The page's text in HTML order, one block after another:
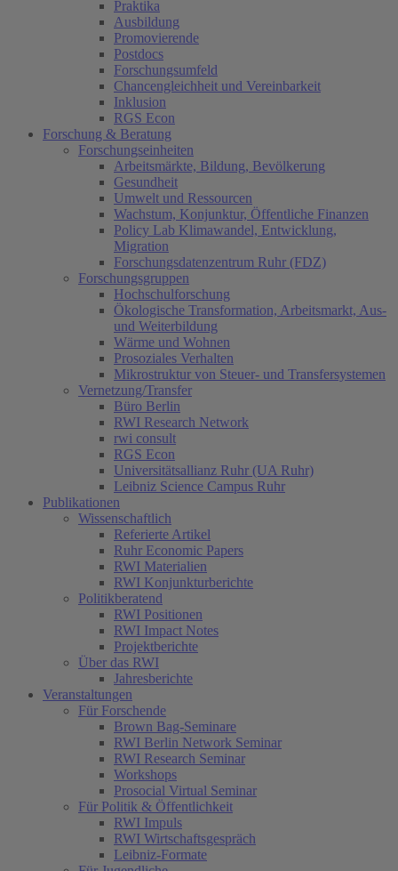
Praktika
Ausbildung
Promovierende
Postdocs
Forschungsumfeld
Chancengleichheit und Vereinbarkeit
Inklusion
RGS Econ
Forschung & Beratung
Forschungseinheiten
Arbeitsmärkte, Bildung, Bevölkerung
Gesundheit
Umwelt und Ressourcen
Wachstum, Konjunktur, Öffentliche Finanzen
Policy Lab Klimawandel, Entwicklung,
Migration
Forschungsdatenzentrum Ruhr (FDZ)
Forschungsgruppen
Hochschulforschung
Ökologische Transformation, Arbeitsmarkt, Aus-
und Weiterbildung
Wärme und Wohnen
Prosoziales Verhalten
Mikrostruktur von Steuer- und Transfersystemen
Vernetzung/Transfer
Büro Berlin
RWI Research Network
rwi consult
RGS Econ
Universitätsallianz Ruhr (UA Ruhr)
Leibniz Science Campus Ruhr
Publikationen
Wissenschaftlich
Referierte Artikel
Ruhr Economic Papers
RWI Materialien
RWI Konjunkturberichte
Politikberatend
RWI Positionen
RWI Impact Notes
Projektberichte
Über das RWI
Jahresberichte
Veranstaltungen
Für Forschende
Brown Bag-Seminare
RWI Berlin Network Seminar
RWI Research Seminar
Workshops
Prosocial Virtual Seminar
Für Politik & Öffentlichkeit
RWI Impuls
RWI Wirtschaftsgespräch
Leibniz-Formate